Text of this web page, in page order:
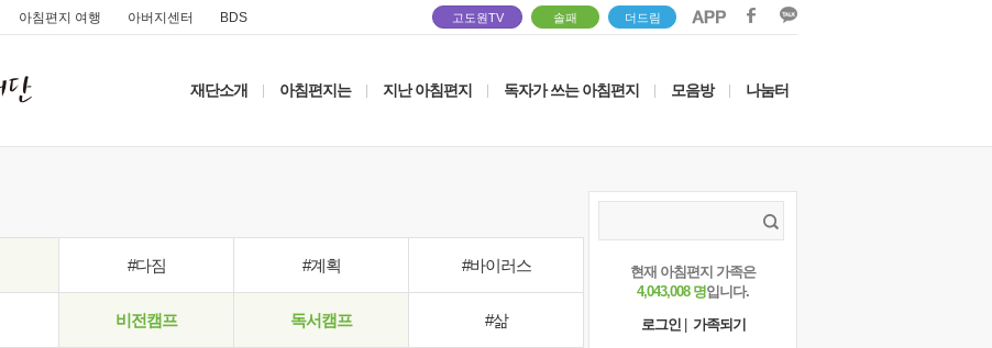
아침편지 여행 아버지센터 BDS 고도원TV 솔패 더드림
재단소개 아침편지는 지난 아침편지 독자가 쓰는 아침편지 모음방 나눔터
#다짐 #계획 #바이러스
비전캠프 독서캠프 #삶
현재 아침편지 가족은
4,043,008 명입니다.
로그인
가족되기